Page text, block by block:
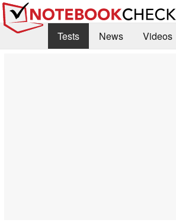
Tests News
Videos